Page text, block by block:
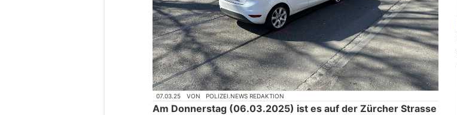
07.03.25 VON POLIZEI.NEWS REDAKTION
Am Donnerstag (06.03.2025) ist es auf der Zürcher Strasse